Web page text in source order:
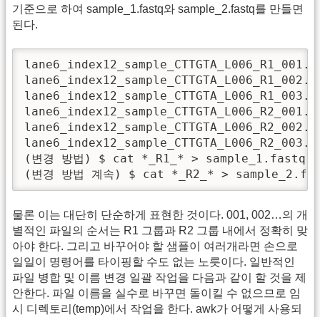
기준으로 하여 sample_1.fastq와 sample_2.fastq를 만들면
된다.
(변경 방법) $ cat *_R1_* > sample_1.fastq
(변경 방법 계속) $ cat *_R2_* >
물론 이는 대단히 단순하게 표현한 것이다. 001, 002…의 개
별적인 파일의 순서는 R1 그룹과 R2 그룹 내에서 정확히 맞
아야 한다. 그리고 바꾸어야 할 샘플이 여러개라면 손으로
일일이 명령어를 타이핑할 수도 없는 노릇이다. 일반적인
파일 병합 및 이름 변경 일괄 작업을 다음과 같이 할 것을 제
안한다. 파일 이름을 실수로 바꾸면 돌이킬 수 없으므로 임
시 디렉토리(temp)에서 작업을 한다. awk가 어떻게 사용되